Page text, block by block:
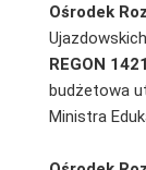
Ośrodek
REGON
budżetowa
Ministra